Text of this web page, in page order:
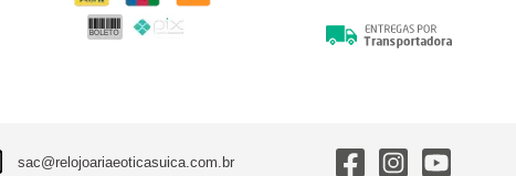
sac@relojoariaeoticasuica.com.br